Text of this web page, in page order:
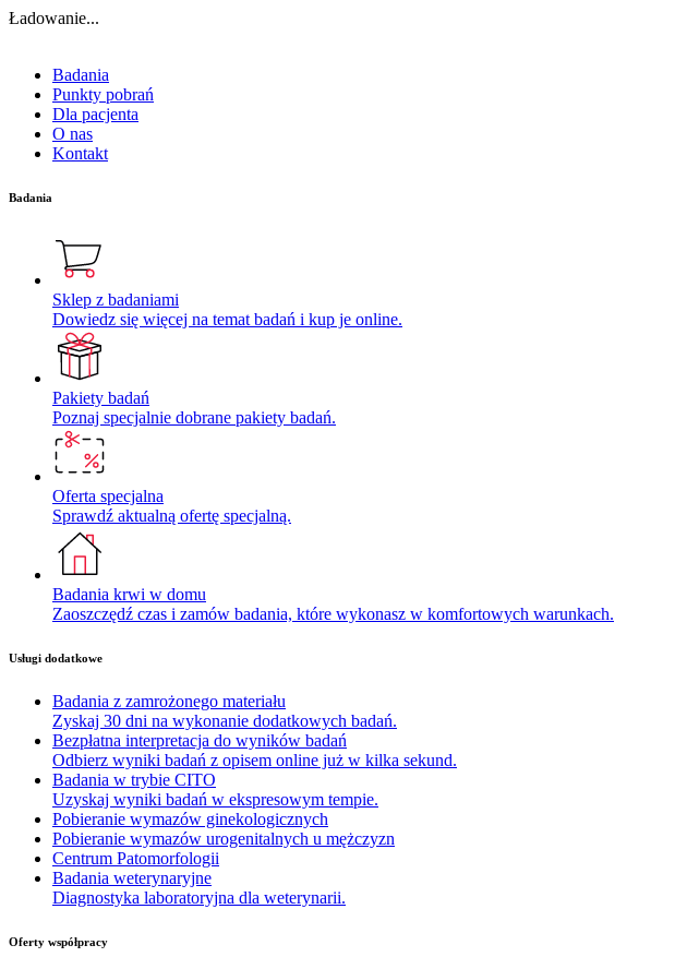
Ładowanie...
Badania
Punkty pobrań
Dla pacjenta
O nas
Kontakt
Badania
Sklep z badaniami
Dowiedz się więcej na temat badań i kup je online.
Pakiety badań
Poznaj specjalnie dobrane pakiety badań.
Oferta specjalna
Sprawdź aktualną ofertę specjalną.
Badania krwi w domu
Zaoszczędź czas i zamów badania, które wykonasz w komfortowych warunkach.
Usługi dodatkowe
Badania z zamrożonego materiału
Zyskaj 30 dni na wykonanie dodatkowych badań.
Bezpłatna interpretacja do wyników badań
Odbierz wyniki badań z opisem online już w kilka sekund.
Badania w trybie CITO
Uzyskaj wyniki badań w ekspresowym tempie.
Pobieranie wymazów ginekologicznych
Pobieranie wymazów urogenitalnych u mężczyzn
Centrum Patomorfologii
Badania weterynaryjne
Diagnostyka laboratoryjna dla weterynarii.
Oferty współpracy